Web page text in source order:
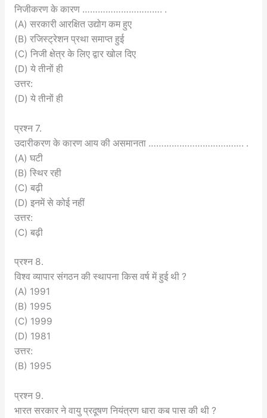
निजीकरण के कारण …………………………. .
(A) सरकारी आरक्षित उद्योग कम हुए
(B) रजिस्ट्रेशन प्रथा समाप्त हुई
(C) निजी क्षेत्र के लिए द्वार खोल दिए
(D) ये तीनों ही
उत्तर:
(D) ये तीनों ही
प्रश्न 7.
उदारीकरण के कारण आय की असमानता ………………………………. .
(A) घटी
(B) स्थिर रही
(C) बढ़ी
(D) इनमें से कोई नहीं
उत्तर:
(C) बढ़ी
प्रश्न 8.
विश्व व्यापार संगठन की स्थापना किस वर्ष में हुई थी ?
(A) 1991
(B) 1995
(C) 1999
(D) 1981
उत्तर:
(B) 1995
प्रश्न 9.
भारत सरकार ने वायु प्रदूषण नियंत्रण धारा कब पास की थी ?